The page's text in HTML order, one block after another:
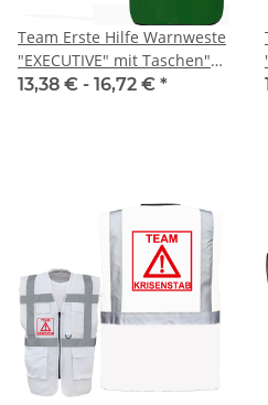
Team Erste Hilfe Warnweste
"EXECUTIVE" mit Taschen"
Geschlechtsneutral
13,38 € - 16,72 € *